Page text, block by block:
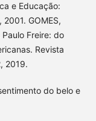
e Educação:
GOMES,
Freire: do
Revista
2019.
do belo e